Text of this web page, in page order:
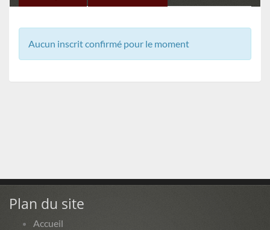
Aucun inscrit confirmé pour le moment
Plan du site
Accueil